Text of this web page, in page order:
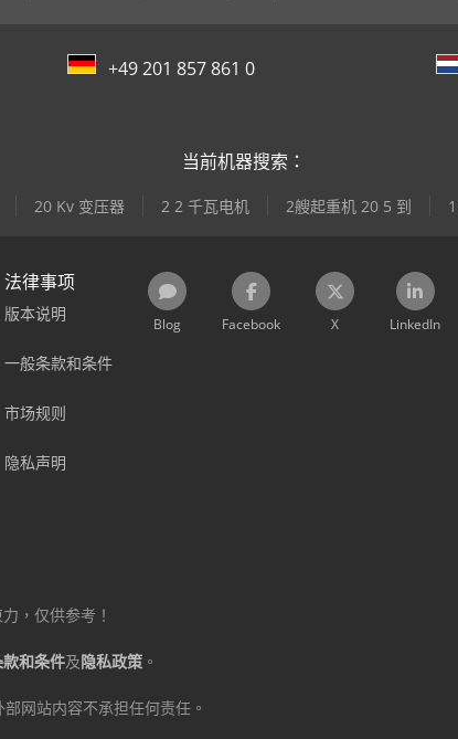
+49 201 857 861 0
当前机器搜索：
20 Kv 变压器 2 2 千瓦电机 2艘起重机 20 5 到
法律事项
版本说明
一般条款和条件
市场规则
隐私声明
Blog Facebook X LinkedIn
，仅供参考！
和条件及隐私政策 。
网站内容不承担任何责任。